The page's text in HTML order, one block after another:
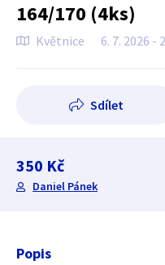
164/170 (4ks)
Květnice 6. 7. 2026 -
Sdílet
350 Kč
Daniel Pánek
Popis